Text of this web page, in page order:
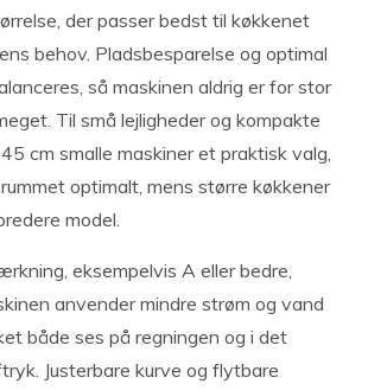
der passer bedst til køkkenet
behov. Pladsbesparelse og optimal
så maskinen aldrig er for stor
Til små lejligheder og kompakte
cm smalle maskiner et praktisk valg,
optimalt, mens større køkkener
model.
eksempelvis A eller bedre,
anvender mindre strøm og vand
både ses på regningen og i det
Justerbare kurve og flytbare